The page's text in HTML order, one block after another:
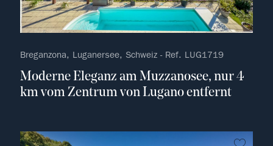
Breganzona, Luganersee, Schweiz - Ref. LUG1719
Moderne Eleganz am Muzzanosee, nur 4
km vom Zentrum von Lugano entfernt